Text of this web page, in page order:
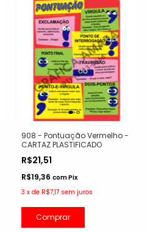
908 - Pontuação Vermelho -
CARTAZ PLASTIFICADO
R$21,51
R$19,36 comPix
3 x de R$7,17 sem juros
Comprar